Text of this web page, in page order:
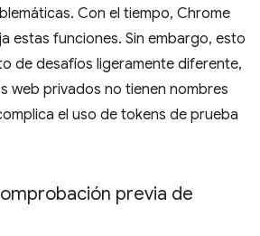
Con el tiempo, Chrome
estas funciones. Sin embargo, esto
de desafíos ligeramente diferente,
web privados no tienen nombres
el uso de tokens de prueba
previa de